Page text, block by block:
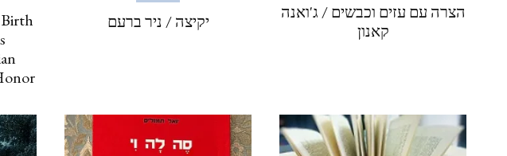
כרתים, אוקטובר, 2018 CRETE
הצרה עם עזים וכבשים / ג'ואנה
קאנון
יקיצה / ניר ברעם